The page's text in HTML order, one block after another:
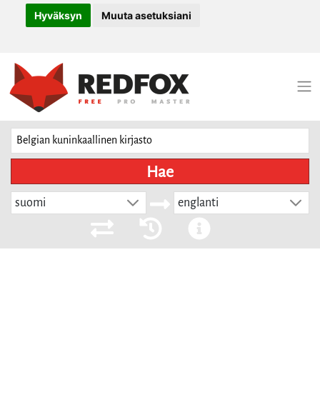
Hyväksyn Muuta asetuksiani
Hae
suomi englanti